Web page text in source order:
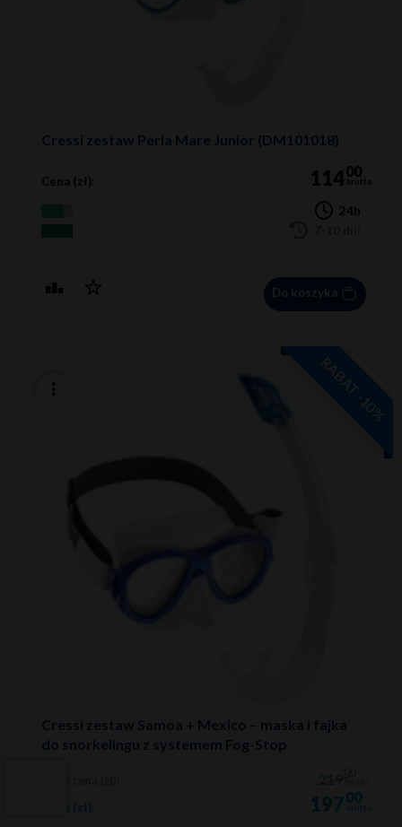
Cressi zestaw Perla Mare Junior (DM101018)
Cena (zł): 11400
brutto
24h
Do koszyka
RABAT -10%
Cressi zestaw Samoa + Mexico – maska i fajka
do snorkelingu z systemem Fog-Stop
Cena (zł): 19700
brutto